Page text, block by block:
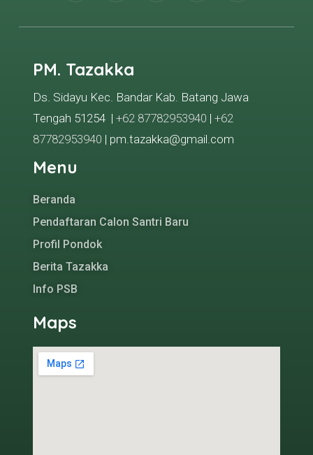
PM. Tazakka
Ds. Sidayu Kec. Bandar Kab. Batang Jawa
Tengah 51254 | +62 87782953940 | +62
87782953940 | pm.tazakka@gmail.com
Menu
Beranda
Pendaftaran Calon Santri Baru
Profil Pondok
Berita Tazakka
Info PSB
Maps